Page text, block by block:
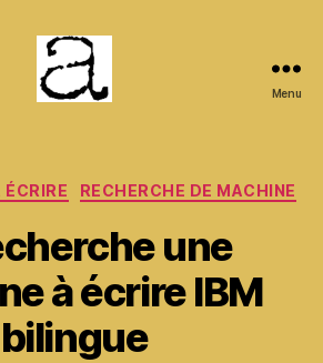
Menu
Catégories
RECHERCHE DE MACHINE
une
à écrire IBM
bilingue